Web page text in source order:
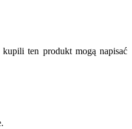
ten produkt mogą napisać